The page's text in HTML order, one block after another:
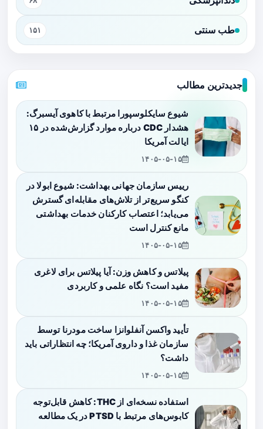
طب سنتی ۱۵۱
جدیدترین مطالب
شیوع سایکلوسپورا مرتبط با کاهوی آیسبرگ:
هشدار CDC درباره موارد گزارش‌شده در ۱۵
ایالت آمریکا
۱۴۰۵-۰۵-۱۵
رییس سازمان جهانی بهداشت: شیوع ابولا در
کنگو سریع‌تر از تلاش‌های مقابله‌ای گسترش
می‌یابد؛ اعتصاب کارکنان خدمات بهداشتی
مانع کنترل است
۱۴۰۵-۰۵-۱۵
پیلاتس و کاهش وزن: آیا پیلاتس برای لاغری
مفید است؟ نگاه علمی و کاربردی
۱۴۰۵-۰۵-۱۵
تأیید واکسن آنفلوانزا ساخت مودرنا توسط
سازمان غذا و داروی آمریکا؛ چه انتظاراتی باید
داشت؟
۱۴۰۵-۰۵-۱۵
استفاده نسخه‌ای از THC: کاهش قابل‌توجه
کابوس‌های مرتبط با PTSD در یک مطالعه